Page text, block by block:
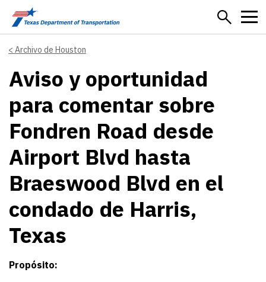
Skip to main content
Archivo de Houston
Aviso y oportunidad
para comentar sobre
Fondren Road desde
Airport Blvd hasta
Braeswood Blvd en el
condado de Harris,
Texas
Propósito: